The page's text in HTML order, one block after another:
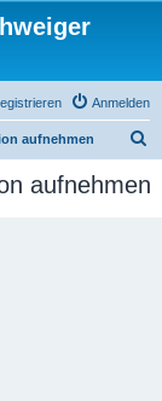
Anmelden
aufnehmen
c
aufnehmen